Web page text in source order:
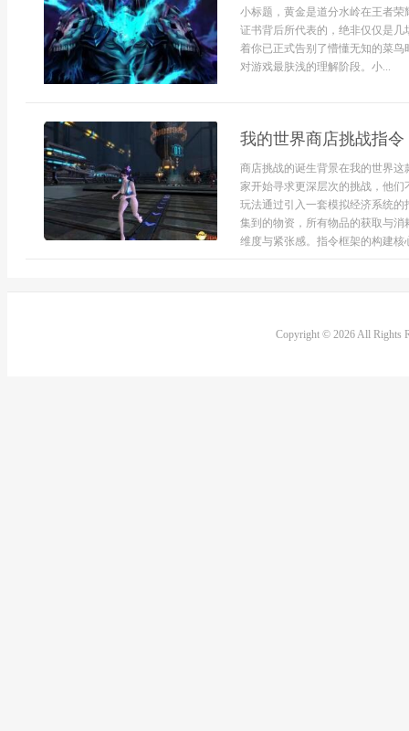
小标题，黄金是道分水岭在王者
证书背后所代表的，绝非仅仅是
着你已正式告别了懵懂无知的菜
对游戏最肤浅的理解阶段。小...
我的世界商店挑战指
商店挑战的诞生背景在我的世界
家开始寻求更深层次的挑战，他
玩法通过引入一套模拟经济系统
集到的物资，所有物品的获取与
维度与紧张感。指令框架的构建核
Copyright © 2026 All Rights